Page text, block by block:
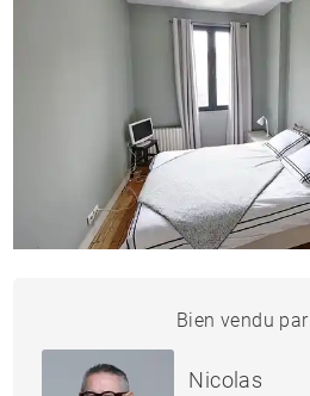
MAISON BORDEAUX - 170 M²
Bien vendu par
Nicolas